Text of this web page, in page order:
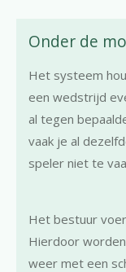
Onder de
Het systeem
een wedstrijd
al tegen
vaak je al
speler niet te
Het bestuur
Hierdoor
weer met een